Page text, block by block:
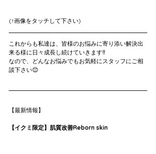
(↑画像をタッチして下さい)
これからも私達は、皆様のお悩みに寄り添い解決出
来る様に日々成長し続けていきます‼️
なので、どんなお悩みでもお気軽にスタッフにご相
談下さい😊
【最新情報】
【イクミ限定】肌質改善Reborn skin